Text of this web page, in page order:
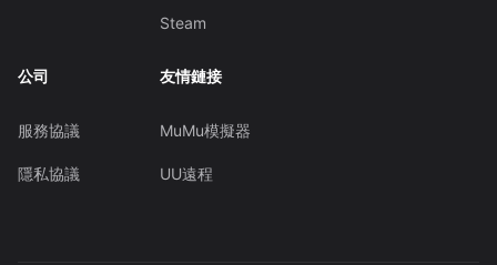
Steam
公司
服務協議
隱私協議
友情鏈接
MuMu模擬器
UU遠程